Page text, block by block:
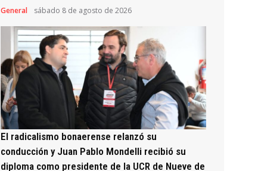
General sábado 8 de agosto de 2026
El radicalismo bonaerense relanzó su
conducción y Juan Pablo Mondelli recibió su
diploma como presidente de la UCR de Nueve de